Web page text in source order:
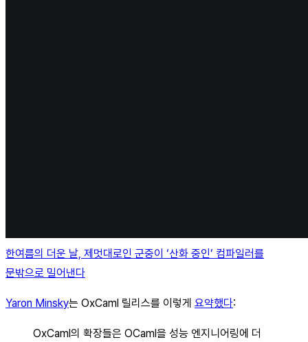
한여름의 더운 날, 제멋대로인 군중이 ‘산화 중인’ 컴파일러를
문밖으로 밀어낸다
Yaron Minsky는 OxCaml 릴리스를 이렇게 요약했다:
OxCaml의 확장들은 OCaml을 성능 엔지니어링에 더